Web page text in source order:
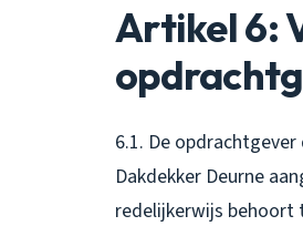
Artikel 6:
6.1. De
Dakdekker Deurne
redelijkerwijs behoort